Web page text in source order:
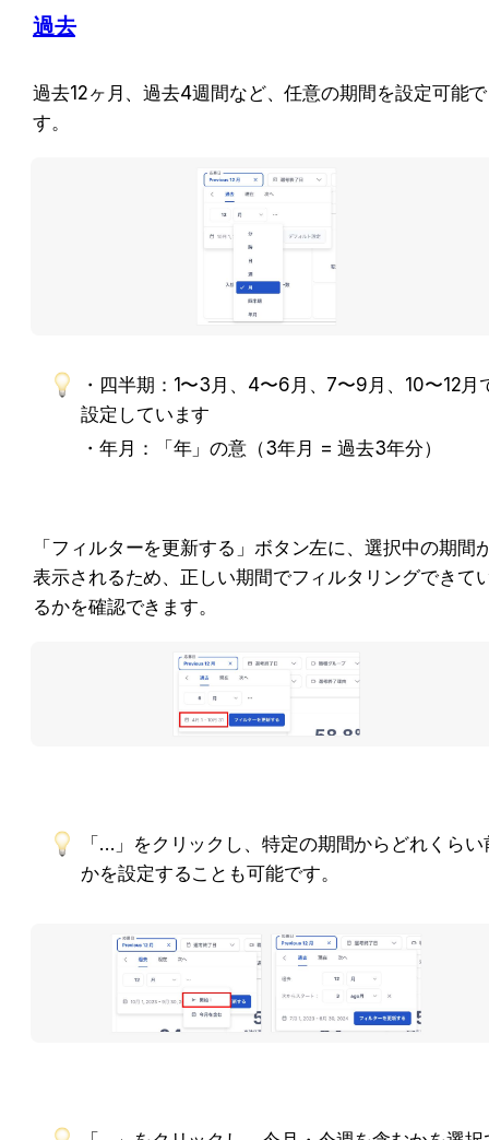
過去
過去12ヶ月、過去4週間など、任意の期間を設定可能で
す。
・四半期：1〜3月、4〜6月、7〜9月、10〜12月
設定しています
・年月：「年」の意（3年月 = 過去3年分）
「フィルターを更新する」ボタン左に、選択中の期間
表示されるため、正しい期間でフィルタリングできて
るかを確認できます。
「…」をクリックし、特定の期間からどれくらい
かを設定することも可能です。